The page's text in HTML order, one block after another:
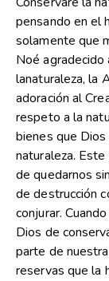
pensando en el
solamente que
Noé
lanaturaleza, la
adoración al
respeto a la
bienes que
naturaleza.
de quedarnos
de destrucción
conjurar.
Dios de
parte de
reservas que la